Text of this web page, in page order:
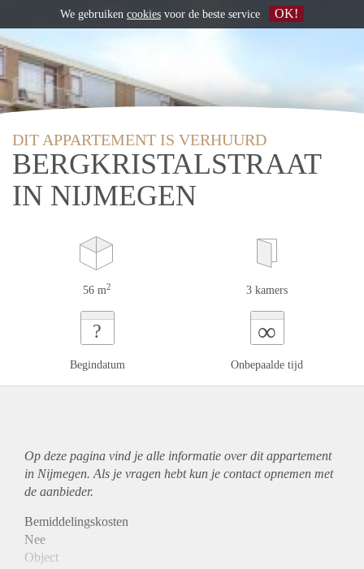
DIT APPARTEMENT IS VERHUURD
BERGKRISTALSTRAAT
IN NIJMEGEN
56 m2 3 kamers
?
Begindatum
∞
Onbepaalde tijd
Op deze pagina vind je alle informatie over ditappartement
in Nijmegen. Als je vragen hebt kun je contact opnemen met
de aanbieder.
Bemiddelingskosten
Nee
Object
We gebruiken cookies voor de beste service OK!